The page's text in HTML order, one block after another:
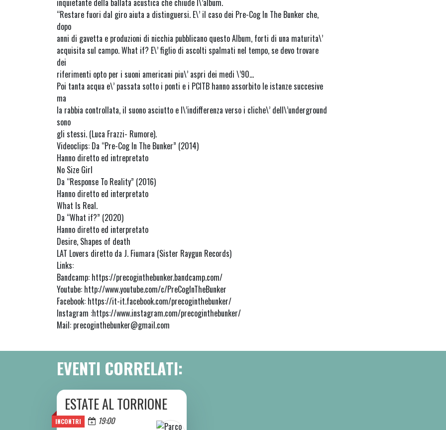
inquietante della ballata acustica che chiude l\’album.
“Restare fuori dal giro aiuta a distinguersi. E\’ il caso dei Pre-Cog In The Bunker che,
dopo
anni di gavetta e produzioni di nicchia pubblicano questo Album, forti di una maturita\’
acquisita sul campo. What if? E\’ figlio di ascolti spalmati nel tempo, se devo trovare
dei
riferimenti opto per i suoni americani piu\’ aspri dei medi \’90…
Poi tanta acqua e\’ passata sotto i ponti e i PCITB hanno assorbito le istanze succesive
ma
la rabbia controllata, il suono asciutto e l\’indifferenza verso i cliche\’ dell\’underground
sono
gli stessi. (Luca Frazzi- Rumore).
Videoclips: Da “Pre-Cog In The Bunker” (2014)
Hanno diretto ed intrepretato
No Size Girl
Da “Response To Reality” (2016)
Hanno diretto ed interpretato
What Is Real.
Da “What if?” (2020)
Hanno diretto ed interpretato
Desire, Shapes of death
LAT Lovers diretto da J. Fiumara (Sister Raygun Records)
Links:
Bandcamp: https://precoginthebunker.bandcamp.com/
Youtube: http://www.youtube.com/c/PreCogInTheBunker
Facebook: https://it-it.facebook.com/precoginthebunker/
Instagram :https://www.instagram.com/precoginthebunker/
Mail: precoginthebunker@gmail.com
EVENTI CORRELATI:
INCONTRI
DA SAB 06/06 A SAB 08/08 2026
ESTATE AL TORRIONE
Oggi 19:00